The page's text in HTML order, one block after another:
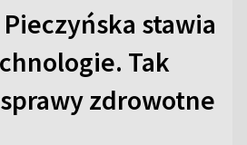
Pieczyńska stawia
Tak
zdrowotne